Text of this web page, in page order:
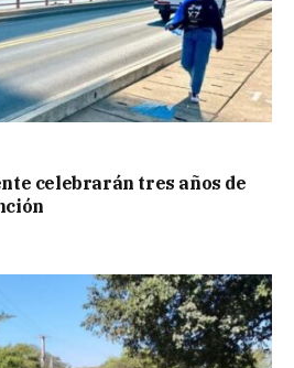
celebrarán tres años de